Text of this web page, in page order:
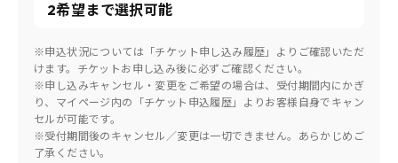
2希望まで選択可能
※申込状況については「チケット申し込み履歴」よりご確認いただ
けます。チケットお申し込み後に必ずご確認ください。
※申し込みキャンセル・変更をご希望の場合は、受付期間内にかぎ
り、マイページ内の「チケット申込履歴」よりお客様自身でキャン
セルが可能です。
※受付期間後のキャンセル／変更は一切できません。あらかじめご
了承ください。